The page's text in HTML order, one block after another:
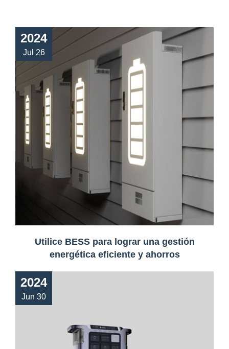
2024
Jul 26
Utilice BESS para lograr una gestión
energética eficiente y ahorros
2024
Jun 30